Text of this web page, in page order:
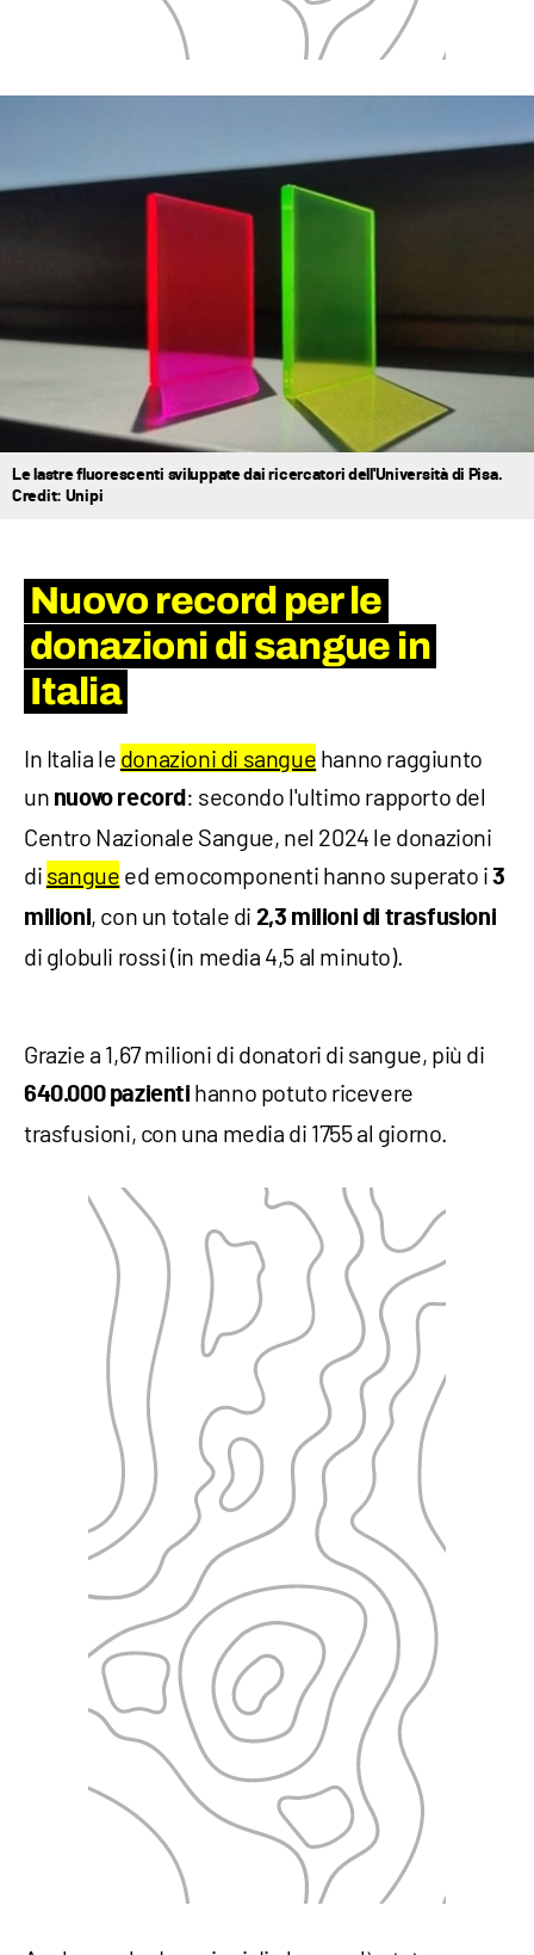
Le lastre fluorescenti sviluppate dai ricercatori dell'Università di Pisa.
Credit: Unipi
Nuovo record per le
donazioni di sangue in
Italia
In Italia le donazioni di sangue hanno raggiunto
un nuovo record : secondo l'ultimo rapporto del
Centro Nazionale Sangue, nel 2024 le donazioni
di sangue ed emocomponenti hanno superato i 3
milioni, con un totale di 2,3 milioni di trasfusioni
di globuli rossi (in media 4,5 al minuto).
Grazie a 1,67 milioni di donatori di sangue, più di
640.000 pazienti hanno potuto ricevere
trasfusioni, con una media di 1755 al giorno.